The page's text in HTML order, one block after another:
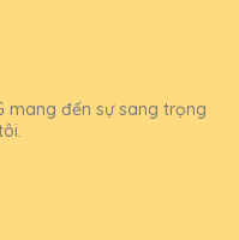
mang đến sự sang trọng